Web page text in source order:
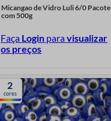
Micangao de Vidro Luli 6/0 Pacote
com 500g
Faça Login paravisualizar
os preços
2
cores